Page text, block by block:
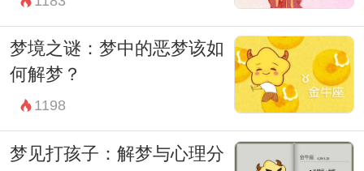
总的来说，梦见别人照相是一个充满象征意
义的梦境，它可能暗示着对外界评价和关注
的渴望，对过去回忆和未来期待的思考，以
及对自我形象和身份认同的探索。然而，每
个人的梦境都是独特的，解梦并不是一成不
变的科学，因此在解读梦境时，需要结合个
梦境之谜：梦中的恶梦该如
何解梦？
1198
梦见打孩子：解梦与心理分